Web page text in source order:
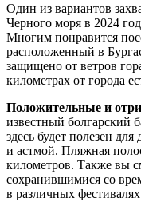
Один из вариантов
Черного моря в 2024
Многим понравится
расположенный в
защищено от ветров
километрах от города
Положительные и
известный болгарский
здесь будет полезен
и астмой. Пляжная
километров. Также вы
сохранившимися со
в различных